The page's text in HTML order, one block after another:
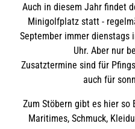
Auch in diesem Jahr findet
Minigolfplatz statt -
September immer dienstags
Uhr. Aber nur
Zusatztermine sind für
auch für
Zum Stöbern gibt es hier so
Maritimes, Schmuck,